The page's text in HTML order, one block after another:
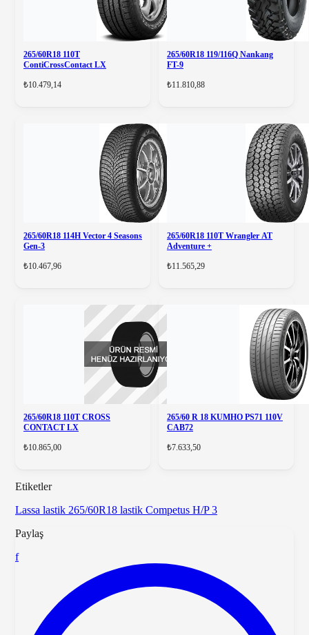
265/60R18 110T
ContiCrossContact LX
₺10.479,14
265/60R18 119/116Q Nankang
FT-9
₺11.810,88
265/60R18 114H Vector 4 Seasons
Gen-3
₺10.467,96
265/60R18 110T Wrangler AT
Adventure +
₺11.565,29
265/60R18 110T CROSS
CONTACT LX
₺10.865,00
265/60 R 18 KUMHO PS71 110V
CAB72
₺7.633,50
Etiketler
Lassa lastik 265/60R18 lastik Competus H/P 3
Paylaş
f